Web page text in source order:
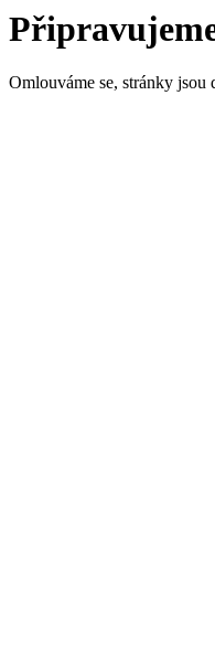
Omlouváme se, stránky jsou